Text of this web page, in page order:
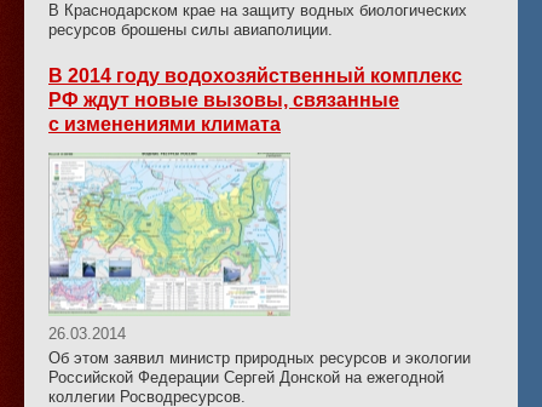
В Краснодарском крае на защиту водных биологических
ресурсов брошены силы авиаполиции.
В 2014 году водохозяйственный комплекс
РФ ждут новые вызовы, связанные
с изменениями климата
26.03.2014
Об этом заявил министр природных ресурсов и экологии
Российской Федерации Сергей Донской на ежегодной
коллегии Росводресурсов.